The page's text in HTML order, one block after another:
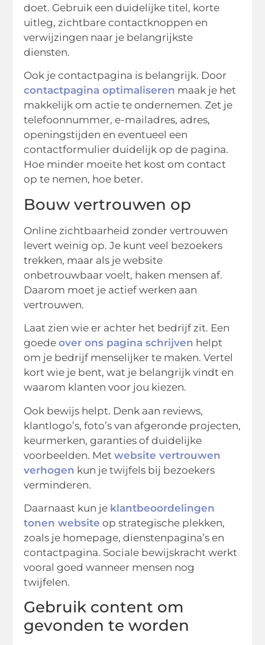
doet. Gebruik een duidelijke titel, korte
uitleg, zichtbare contactknoppen en
verwijzingen naar je belangrijkste
diensten.
Ook je contactpagina is belangrijk. Door
contactpagina optimaliseren maak je het
makkelijk om actie te ondernemen. Zet je
telefoonnummer, e-mailadres, adres,
openingstijden en eventueel een
contactformulier duidelijk op de pagina.
Hoe minder moeite het kost om contact
op te nemen, hoe beter.
Bouw vertrouwen op
Online zichtbaarheid zonder vertrouwen
levert weinig op. Je kunt veel bezoekers
trekken, maar als je website
onbetrouwbaar voelt, haken mensen af.
Daarom moet je actief werken aan
vertrouwen.
Laat zien wie er achter het bedrijf zit. Een
goedeover ons pagina schrijven helpt
om je bedrijf menselijker te maken. Vertel
kort wie je bent, wat je belangrijk vindt en
waarom klanten voor jou kiezen.
Ook bewijs helpt. Denk aan reviews,
klantlogo’s, foto’s van afgeronde projecten,
keurmerken, garanties of duidelijke
voorbeelden. Metwebsite vertrouwen
verhogen kun je twijfels bij bezoekers
verminderen.
Daarnaast kun je klantbeoordelingen
tonen website op strategische plekken,
zoals je homepage, dienstenpagina’s en
contactpagina. Sociale bewijskracht werkt
vooral goed wanneer mensen nog
twijfelen.
Gebruik content om
gevonden te worden